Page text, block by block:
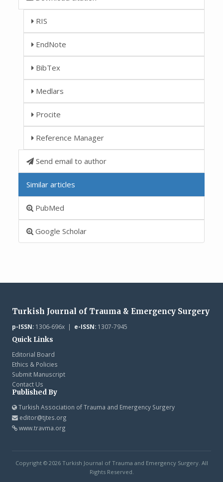
RIS
EndNote
BibTex
Medlars
Procite
Reference Manager
Send email to author
Similar articles
PubMed
Google Scholar
Turkish Journal of Trauma & Emergency Surgery
p-ISSN:1306-696x | e-ISSN:1307-7945
Quick Links
Editorial Board
Ethics & Policies
Submit Manuscript
Contact Us
Published By
Turkish Association of Trauma and Emergency Surgery
editor@tjtes.org
www.travma.org
Copyright © 2026 Turkish Journal of Trauma and Emergency Surgery. All
Rights Reserved.